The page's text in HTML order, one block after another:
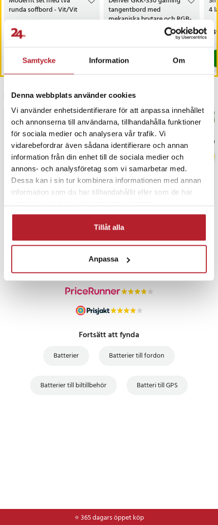
Samtycke Information Om
Denna webbplats använder cookies
Vi använder enhetsidentifierare för att anpassa innehållet
och annonserna till användarna, tillhandahålla funktioner
för sociala medier och analysera vår trafik. Vi
vidarebefordrar även sådana identifierare och annan
information från din enhet till de sociala medier och
annons- och analysföretag som vi samarbetar med.
Dessa kan i sin tur kombinera informationen med annan
information som du har tillhandahållit eller som de har
Tillåt alla
Anpassa
runda soffbord - Vit/Vit
Nuvarande pris
799 kr
799 kr
I lager, levereras inom 1-2 vardagar
Köp
tangentbord med
mekaniska brytare och RGB-
belysning – Nordic layout
399 kr
I lager, levereras inom 1-2 vardagar
4
Senast besökta
PRISGARANTI
Fortsätt att fynda
Batterier Batterier till fordon
Batterier till biltillbehör Batteri till GPS
⭐ 365 dagars öppet köp
⭐Frakt 49kr *